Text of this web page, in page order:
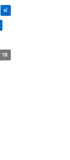
sí
18